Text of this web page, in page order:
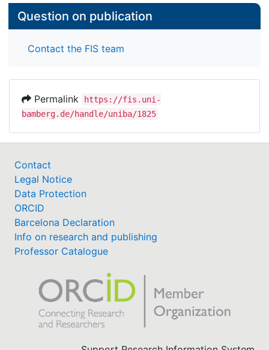
Question on publication
Contact the FIS team
Permalink
https://fis.uni-
bamberg.de/handle/uniba/1825
Contact
Legal Notice
Data Protection
ORCID
Barcelona Declaration
Info on research and publishing
Professor Catalogue